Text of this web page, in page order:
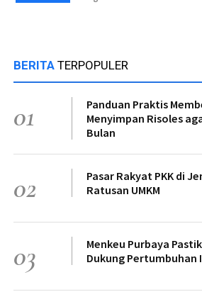
BERITA TERPOPULER
01
Panduan Praktis
Menyimpan Risoles
Bulan
02
Pasar Rakyat PKK di
Ratusan UMKM
03
Menkeu Purbaya
Dukung